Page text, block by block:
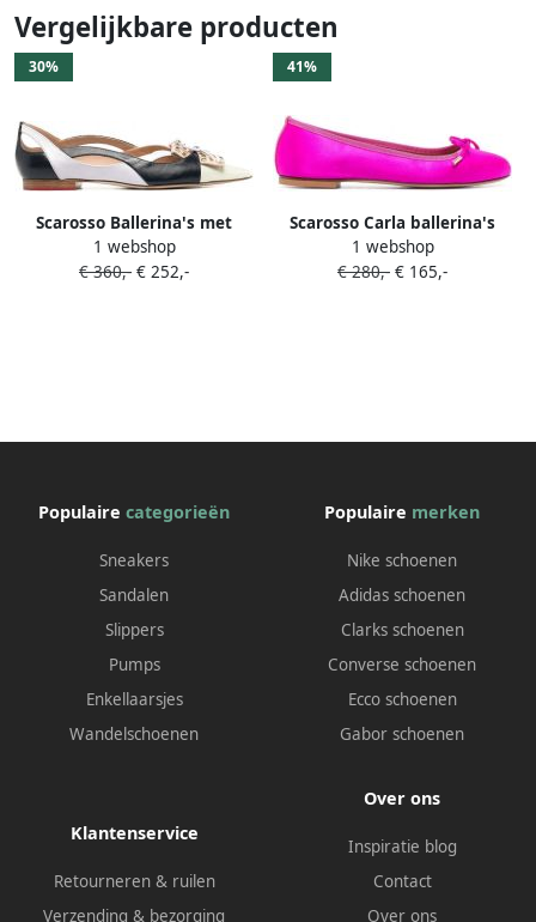
Vergelijkbare producten
30%
Scarosso Ballerina's met
strikdetail Beige
1 webshop
€ 360,- € 252,-
41%
Scarosso Carla ballerina's
met strikdetail Roze
1 webshop
€ 280,- € 165,-
Populaire categorieën
Sneakers
Sandalen
Slippers
Pumps
Enkellaarsjes
Wandelschoenen
Populaire merken
Nike schoenen
Adidas schoenen
Clarks schoenen
Converse schoenen
Ecco schoenen
Gabor schoenen
Klantenservice
Retourneren & ruilen
Verzending & bezorging
Over ons
Inspiratie blog
Contact
Over ons